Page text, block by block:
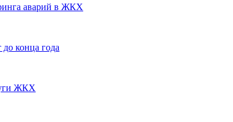
аварий в ЖКХ
конца года
ЖКХ